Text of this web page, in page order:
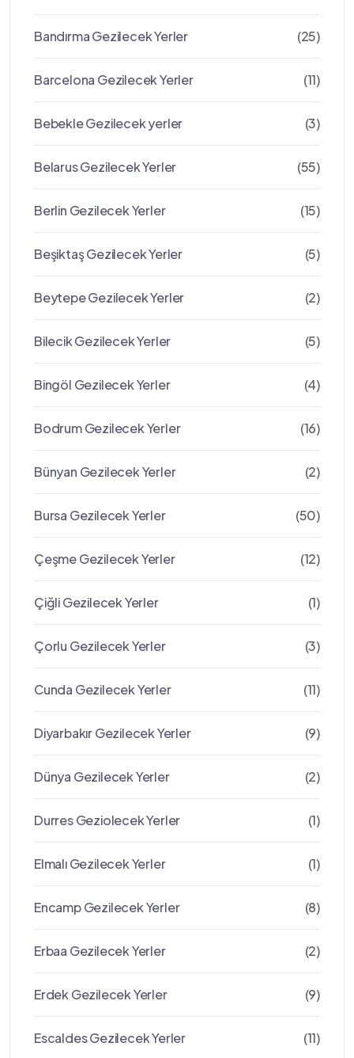
Bandırma Gezilecek Yerler (25)
Barcelona Gezilecek Yerler (11)
Bebekle Gezilecek yerler (3)
Belarus Gezilecek Yerler (55)
Berlin Gezilecek Yerler (15)
Beşiktaş Gezilecek Yerler (5)
Beytepe Gezilecek Yerler (2)
Bilecik Gezilecek Yerler (5)
Bingöl Gezilecek Yerler (4)
Bodrum Gezilecek Yerler (16)
Bünyan Gezilecek Yerler (2)
Bursa Gezilecek Yerler (50)
Çeşme Gezilecek Yerler (12)
Çiğli Gezilecek Yerler (1)
Çorlu Gezilecek Yerler (3)
Cunda Gezilecek Yerler (11)
Diyarbakır Gezilecek Yerler (9)
Dünya Gezilecek Yerler (2)
Durres Geziolecek Yerler (1)
Elmalı Gezilecek Yerler (1)
Encamp Gezilecek Yerler (8)
Erbaa Gezilecek Yerler (2)
Erdek Gezilecek Yerler (9)
Escaldes Gezilecek Yerler (11)